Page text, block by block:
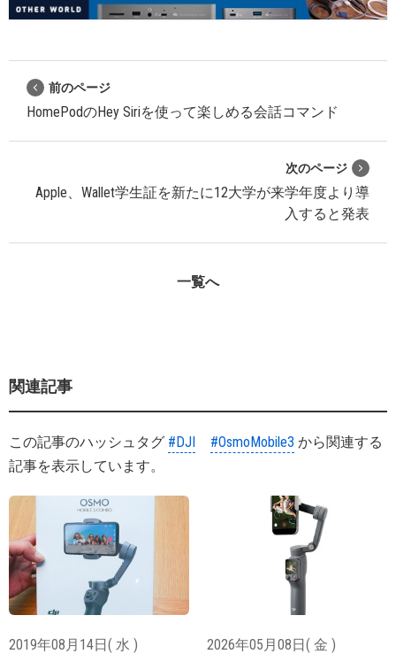
前のページ
HomePodのHey Siriを使って楽しめる会話コマンド
次のページ
Apple、Wallet学生証を新たに12大学が来学年度より導
入すると発表
一覧へ
関連記事
この記事のハッシュタグ #DJI #OsmoMobile3 から関連する
記事を表示しています。
2019年08月14日( 水 ) 2026年05月08日( 金 )